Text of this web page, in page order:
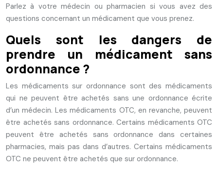
Parlez à votre médecin ou pharmacien si vous avez des
questions concernant un médicament que vous prenez.
Quels sont les dangers de
prendre un médicament sans
ordonnance ?
Les médicaments sur ordonnance sont des médicaments
qui ne peuvent être achetés sans une ordonnance écrite
d’un médecin. Les médicaments OTC, en revanche, peuvent
être achetés sans ordonnance. Certains médicaments OTC
peuvent être achetés sans ordonnance dans certaines
pharmacies, mais pas dans d’autres. Certains médicaments
OTC ne peuvent être achetés que sur ordonnance.